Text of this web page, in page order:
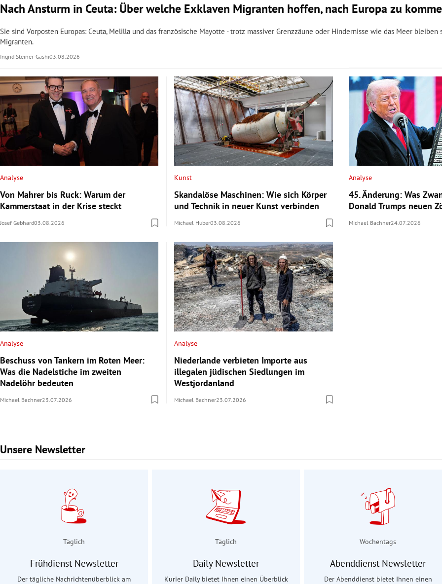
Nach Ansturm in Ceuta: Über welche Exklaven Migranten hoffen, nach Europa zu
Sie sind Vorposten Europas: Ceuta, Melilla und das französische Mayotte - trotz massiver Grenzzäune oder Hindernisse wie das Meer
Migranten.
Ingrid Steiner-Gashi03.08.2026
Analyse
Von Mahrer bis Ruck: Warum der
Kammerstaat in der Krise steckt
Josef Gebhard03.08.2026
Kunst
Skandalöse Maschinen: Wie sich Körper
und Technik in neuer Kunst verbinden
Michael Huber03.08.2026
Analyse
45. Änderung: Was
Donald Trumps neuen
Michael Bachner24.07.2026
Analyse
Beschuss von Tankern im Roten Meer:
Was die Nadelstiche im zweiten
Nadelöhr bedeuten
Michael Bachner23.07.2026
Analyse
Niederlande verbieten Importe aus
illegalen jüdischen Siedlungen im
Westjordanland
Michael Bachner23.07.2026
Unsere Newsletter
Slide 1 von 3
Täglich
Frühdienst Newsletter
Der tägliche Nachrichtenüberblick am
Täglich
Daily Newsletter
Kurier Daily bietet Ihnen einen Überblick
Wochentags
Abenddienst Newsletter
Der Abenddienst bietet Ihnen einen